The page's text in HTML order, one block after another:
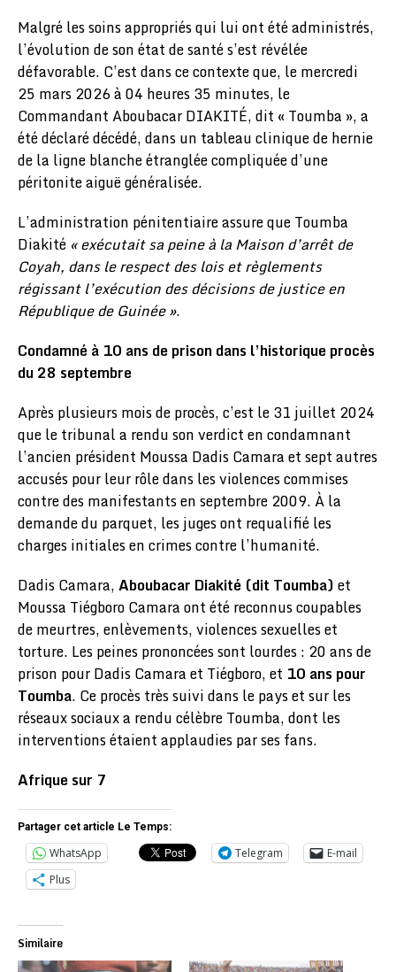
Malgré les soins appropriés qui lui ont été administrés,
l’évolution de son état de santé s’est révélée
défavorable. C’est dans ce contexte que, le mercredi
25 mars 2026 à 04 heures 35 minutes, le
Commandant Aboubacar DIAKITÉ, dit « Toumba », a
été déclaré décédé, dans un tableau clinique de hernie
de la ligne blanche étranglée compliquée d’une
péritonite aiguë généralisée.
L’administration pénitentiaire assure que Toumba
Diakité « exécutait sa peine à la Maison d’arrêt de
Coyah, dans le respect des lois et règlements
régissant l’exécution des décisions de justice en
République de Guinée ».
Condamné à 10 ans de prison dans l’historique procès
du 28 septembre
Après plusieurs mois de procès, c’est le 31 juillet 2024
que le tribunal a rendu son verdict en condamnant
l’ancien président Moussa Dadis Camara et sept autres
accusés pour leur rôle dans les violences commises
contre des manifestants en septembre 2009. À la
demande du parquet, les juges ont requalifié les
charges initiales en crimes contre l’humanité.
Dadis Camara,Aboubacar Diakité (dit Toumba)et
Moussa Tiégboro Camara ont été reconnus coupables
de meurtres, enlèvements, violences sexuelles et
torture. Les peines prononcées sont lourdes : 20 ans de
prison pour Dadis Camara et Tiégboro, et 10 ans pour
Toumba. Ce procès très suivi dans le pays et sur les
réseaux sociaux a rendu célèbre Toumba, dont les
interventions étaient applaudies par ses fans.
Afrique sur 7
Partager cet article Le Temps:
WhatsApp Telegram
E-mail
Plus
Similaire